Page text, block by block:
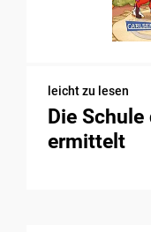
leicht zu lesen
Die
ermittelt